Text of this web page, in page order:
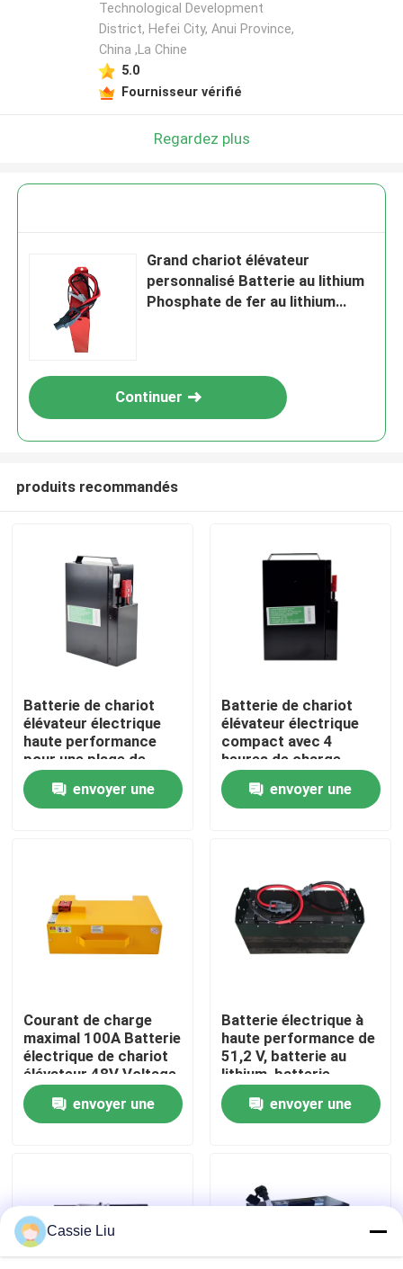
Maison
Produits
Visite d'usine
Demandez une citation
batterie au lithium de chariot élévateur
Batterie de chariot élévateur au lithium-ion de 48 volts
Batterie de camion de palette
Technological Development
District, Hefei City, Anui Province,
China ,La Chine
5.0
Fournisseur vérifié
Regardez plus
Grand chariot élévateur
personnalisé Batterie au lithium
Phosphate de fer au lithium
Continuer
produits recommandés
Batterie de chariot
élévateur électrique
haute performance
pour une plage de
température de -20 °C
à 50 °C envoyer une
Batterie de chariot
élévateur électrique
compact avec 4
heures de charge
185*84.5*250mm
envoyer une
Courant de charge
maximal 100A Batterie
électrique de chariot
élévateur 48V Voltage
pour des
performances
optimales
envoyer une
Batterie électrique à
haute performance de
51,2 V, batterie au
lithium, batterie
LiFePO4
envoyer une
Cassie Liu